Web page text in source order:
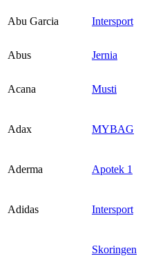
Abu Garcia Intersport
Abus
Jernia
Acana Musti
Adax MYBAG
Aderma Apotek 1
Adidas Intersport
Skoringen